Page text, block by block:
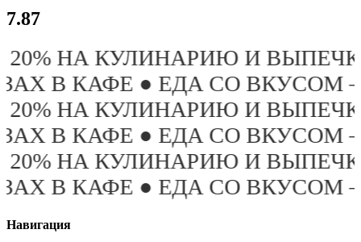
7.87
И ВЫПЕЧКУ ПОСЛЕ 19:00
СО ВКУСОМ – ЭТО ПРО
И ВЫПЕЧКУ ПОСЛЕ 19:00
СО ВКУСОМ – ЭТО ПРО
И ВЫПЕЧКУ ПОСЛЕ 19:00
СО ВКУСОМ – ЭТО ПРО
Навигация